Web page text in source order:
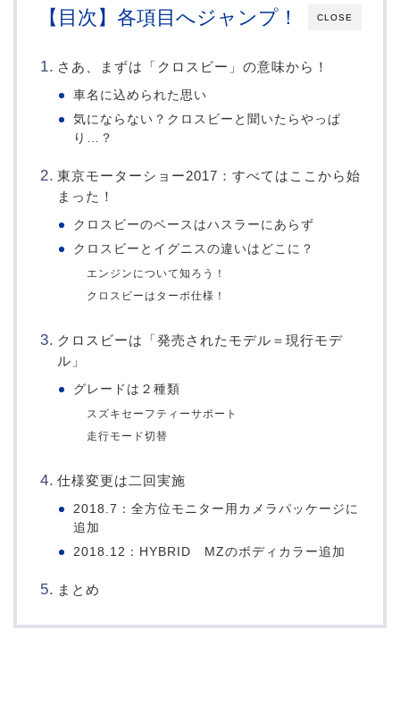
CLOSE
【目次】各項目へジャンプ！
さあ、まずは「クロスビー」の意味から！
車名に込められた思い
気にならない？クロスビーと聞いたらやっぱ
り…？
東京モーターショー2017：すべてはここから始
まった！
クロスビーのベースはハスラーにあらず
クロスビーとイグニスの違いはどこに？
エンジンについて知ろう！
クロスビーはターボ仕様！
クロスビーは「発売されたモデル＝現行モデ
ル」
グレードは２種類
スズキセーフティーサポート
走行モード切替
仕様変更は二回実施
2018.7：全方位モニター用カメラパッケージに
追加
2018.12：HYBRID MZのボディカラー追加
まとめ